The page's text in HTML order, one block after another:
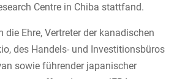
Centre in Chiba stattfand.
die Ehre, Vertreter der kanadischen
des Handels- und Investitionsbüros
sowie führender japanischer